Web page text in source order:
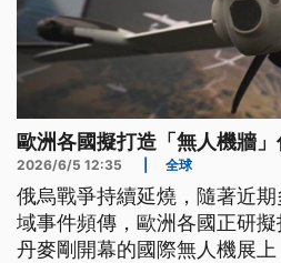
歐洲各國擬打造「無人機牆
2026/6/5 12:35 全球
俄烏戰爭持續延燒，隨著近
域事件頻傳，歐洲各國正研
丹麥剛開幕的國際無人機展